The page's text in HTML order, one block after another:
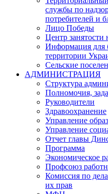
службы по
потребителей и
Лицо Победы
Центр занятости
Информация для
территории
Сельские
АДМИНИСТРАЦИЯ
Структура
Полномочия,
Руководители
Здравоохранение
Управление
Управление
Отчет главы
Программа
Экономическое
Профсоюз
Комиссия по
их прав